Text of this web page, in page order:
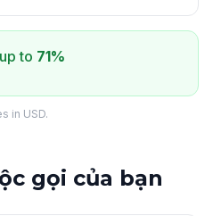
to 71%
in USD.
gọi của bạn